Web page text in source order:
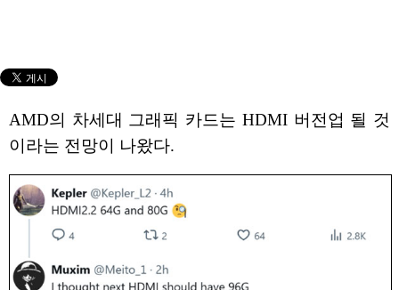
AMD의 차세대 그래픽 카드는 HDMI 버전업 될 것
이라는 전망이 나왔다.